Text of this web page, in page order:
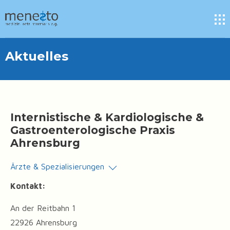
Aktuelles
Internistische & Kardiologische &
Gastroenterologische Praxis
Ahrensburg
Ärzte & Spezialisierungen
Kontakt:
An der Reitbahn 1
22926 Ahrensburg